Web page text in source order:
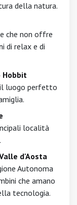
della natura.
che non offre
di relax e di
luogo perfetto
località
d'Aosta
Autonoma
che amano
tecnologia.